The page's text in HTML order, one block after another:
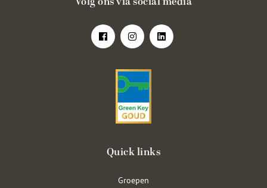
Quick links
Groepen